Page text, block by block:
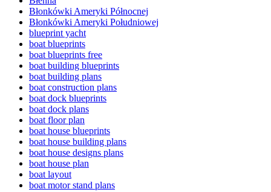
Błonkówki Ameryki Północnej
Błonkówki Ameryki Południowej
blueprint yacht
boat blueprints
boat blueprints free
boat building blueprints
boat building plans
boat construction plans
boat dock blueprints
boat dock plans
boat floor plan
boat house blueprints
boat house building plans
boat house designs plans
boat house plan
boat layout
boat motor stand plans